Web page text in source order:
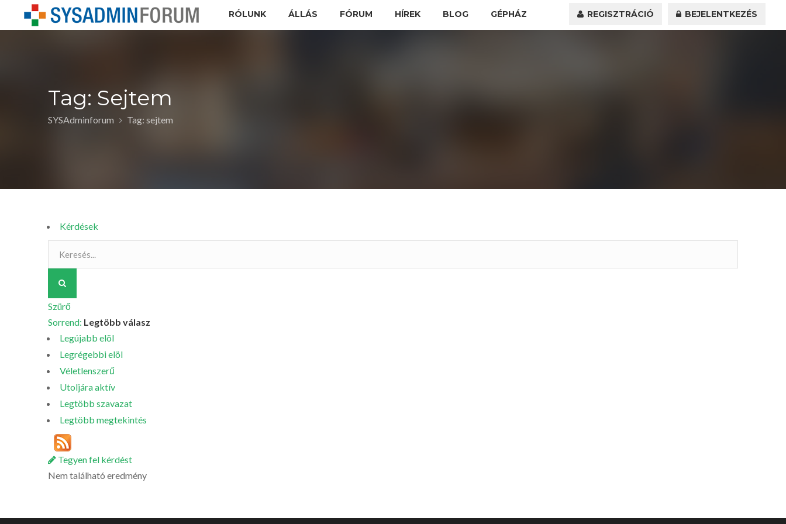
RÓLUNK ÁLLÁS FÓRUM HÍREK BLOG GÉPHÁZ REGISZTRÁCIÓ BEJELENTKEZÉS
Tag: Sejtem
SYSAdminforum Tag: sejtem
Kérdések
Szürő
Sorrend: Legtöbb válasz
Legújabb elöl
Legrégebbi elöl
Véletlenszerű
Utoljára aktív
Legtöbb szavazat
Legtöbb megtekintés
Tegyen fel kérdést
Nem található eredmény